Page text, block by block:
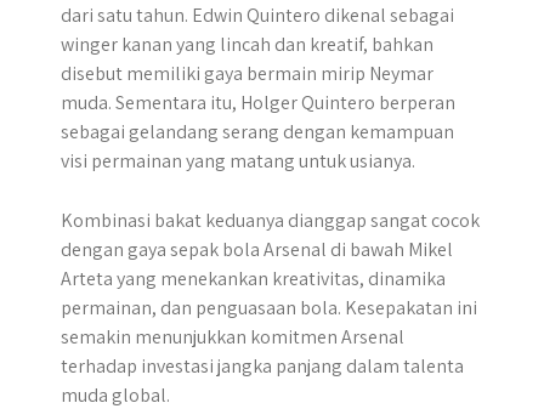
dari satu tahun. Edwin Quintero dikenal sebagai
winger kanan yang lincah dan kreatif, bahkan
disebut memiliki gaya bermain mirip Neymar
muda. Sementara itu, Holger Quintero berperan
sebagai gelandang serang dengan kemampuan
visi permainan yang matang untuk usianya.
Kombinasi bakat keduanya dianggap sangat cocok
dengan gaya sepak bola Arsenal di bawah Mikel
Arteta yang menekankan kreativitas, dinamika
permainan, dan penguasaan bola. Kesepakatan ini
semakin menunjukkan komitmen Arsenal
terhadap investasi jangka panjang dalam talenta
muda global.